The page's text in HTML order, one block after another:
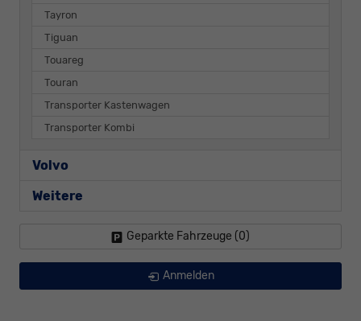
Tayron
Tiguan
Touareg
Touran
Transporter Kastenwagen
Transporter Kombi
Volvo
Weitere
Geparkte Fahrzeuge (0)
Anmelden